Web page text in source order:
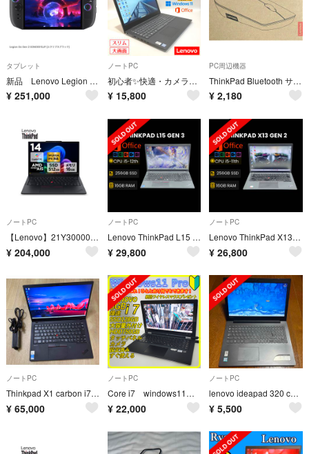
タブレット
新品 Lenovo Legion Go Gen 2 83N0001SJP
¥ 251,000
ノートPC
初心者✨快適・カメラ・オフィス・フルHD✨すぐ使えるノートパソコン◇T729-1
¥ 15,800
PC周辺機器
ThinkPad Bluetooth サイレントマウス 4Y50X88822
¥ 2,180
ノートPC
【Lenovo】21Y30000JP ThinkPad E14 Gen 8新品！
¥ 204,000
ノートPC
Lenovo ThinkPad L15 i5-1235U 16GB 256GB
¥ 29,800
ノートPC
Lenovo ThinkPad X13 i5-1135G7 16GB 256GB
¥ 26,800
ノートPC
Thinkpad X1 carbon i7第10世代 16G 512G LTE
¥ 65,000
ノートPC
Core i7 windows11ノートパソコン ⭐️SSD 薄型軽量 838
¥ 22,000
ノートPC
lenovo ideapad 320 core i3-6006U
¥ 5,500